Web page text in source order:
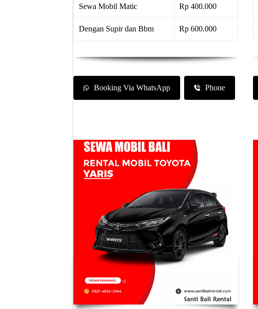
Sewa Mobil Matic Rp 400.000
Dengan Supir dan Bbm Rp 600.000
Booking Via WhatsApp Phone